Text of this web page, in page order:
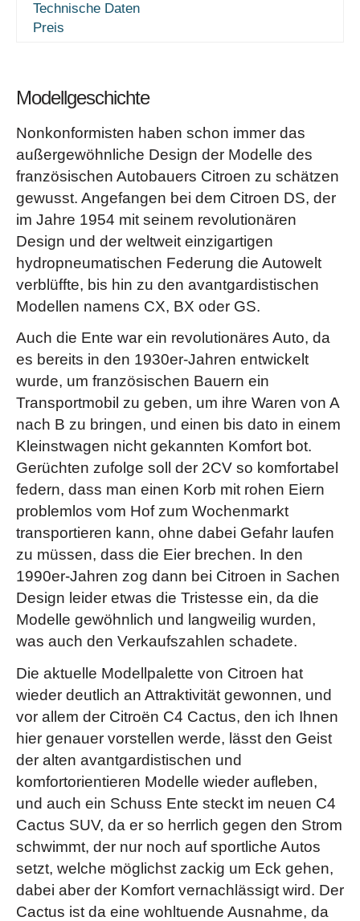
Technische Daten
Preis
Modellgeschichte
Nonkonformisten haben schon immer das
außergewöhnliche Design der Modelle des
französischen Autobauers Citroen zu schätzen
gewusst. Angefangen bei dem Citroen DS, der
im Jahre 1954 mit seinem revolutionären
Design und der weltweit einzigartigen
hydropneumatischen Federung die Autowelt
verblüffte, bis hin zu den avantgardistischen
Modellen namens CX, BX oder GS.
Auch die Ente war ein revolutionäres Auto, da
es bereits in den 1930er-Jahren entwickelt
wurde, um französischen Bauern ein
Transportmobil zu geben, um ihre Waren von A
nach B zu bringen, und einen bis dato in einem
Kleinstwagen nicht gekannten Komfort bot.
Gerüchten zufolge soll der 2CV so komfortabel
federn, dass man einen Korb mit rohen Eiern
problemlos vom Hof zum Wochenmarkt
transportieren kann, ohne dabei Gefahr laufen
zu müssen, dass die Eier brechen. In den
1990er-Jahren zog dann bei Citroen in Sachen
Design leider etwas die Tristesse ein, da die
Modelle gewöhnlich und langweilig wurden,
was auch den Verkaufszahlen schadete.
Die aktuelle Modellpalette von Citroen hat
wieder deutlich an Attraktivität gewonnen, und
vor allem der Citroën C4 Cactus, den ich Ihnen
hier genauer vorstellen werde, lässt den Geist
der alten avantgardistischen und
komfortorientieren Modelle wieder aufleben,
und auch ein Schuss Ente steckt im neuen C4
Cactus SUV, da er so herrlich gegen den Strom
schwimmt, der nur noch auf sportliche Autos
setzt, welche möglichst zackig um Eck gehen,
dabei aber der Komfort vernachlässigt wird. Der
Cactus ist da eine wohltuende Ausnahme, da